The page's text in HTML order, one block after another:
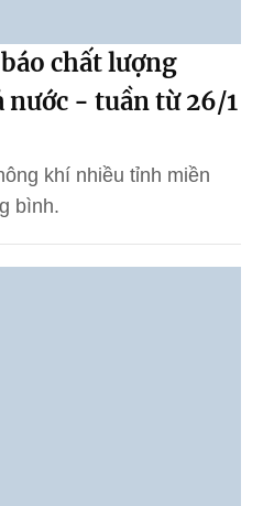
chất lượng
- tuần từ 26/1
khí nhiều tỉnh miền
bình.